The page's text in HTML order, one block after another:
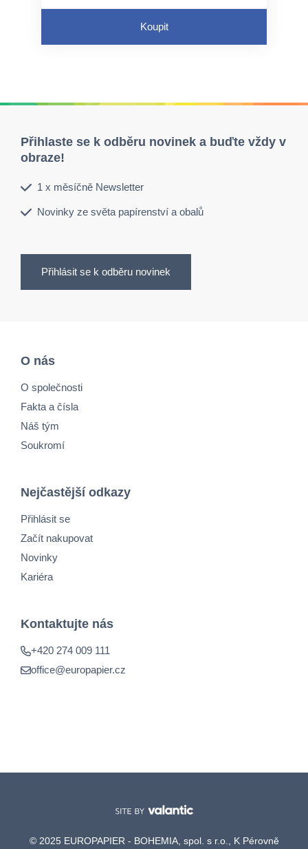
prostředí čisté a hygienické.
Koupit
Přihlaste se k odběru novinek a buďte vždy v
obraze!
1 x měsíčně Newsletter
Novinky ze světa papírenství a obalů
Přihlásit se k odběru novinek
O nás
O společnosti
Fakta a čísla
Náš tým
Soukromí
Nejčastější odkazy
Přihlásit se
Začít nakupovat
Novinky
Kariéra
Kontaktujte nás
+420 274 009 111
office@europapier.cz
© 2025 EUROPAPIER - BOHEMIA, spol. s r.o., K Pérovně